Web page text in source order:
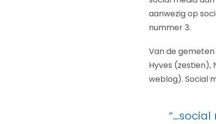
aanwezig op
nummer 3.
Van de
Hyves
weblog). Social